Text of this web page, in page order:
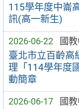
115學年度中崙
訊(高一新生)
2026-06-22 國
臺北市立百齡高
理「114學年度
動簡章
2026-06-17 國